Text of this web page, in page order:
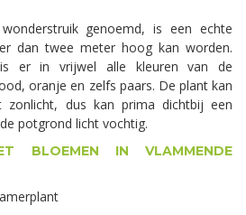
genoemd, is een echte
dan twee meter hoog kan worden.
er in vrijwel alle kleuren van de
oranje en zelfs paars. De plant kan
zonlicht, dus kan prima dichtbij een
potgrond licht vochtig.
BLOEMEN IN VLAMMENDE